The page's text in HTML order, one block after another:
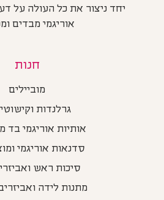
יחד ניצור את כל העולה על
אוריגמי מבדים
חנות
מוביילים
גרלנדות
אותיות אוריגמי בד
סדנאות אוריגמי
סיכות ראש
מתנות לידה